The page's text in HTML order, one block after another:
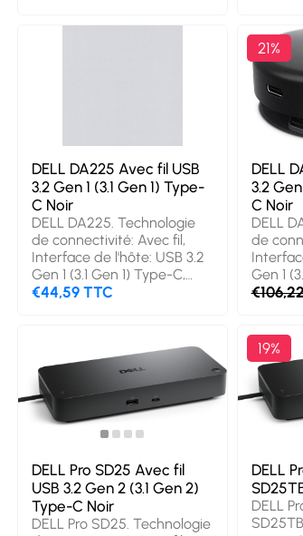
USB
source
Courant
DELL DA225 Avec fil USB
3.2 Gen 1 (3.1 Gen 1) Type-
C Noir
DELL DA225. Technologie
de connectivité: Avec fil,
Interface de l'hôte: USB 3.2
Gen 1 (3.1 Gen 1) Type-C,
Version HDMI: 2.0b. Couleur
Gbit/s, Type HD: 4K Ultra
HD. Prise en charge du
système d'exploitation
Windows: Windows 11, Prise
en charge d'autres
systèmes d'exploitation:
56,9 mm, Profondeur: 56,9
mm, Hauteur: 15,2 mm.
Quantité: 1 pièce(s)
€44,59 TTC
21%
DELL
3.2
C Noir
DELL
de
Gen 1
des
Couleur
Taux
DELL Pro SD25 Avec fil
USB 3.2 Gen 2 (3.1 Gen 2)
Type-C Noir
DELL Pro SD25. Technologie
19%
DELL
DELL